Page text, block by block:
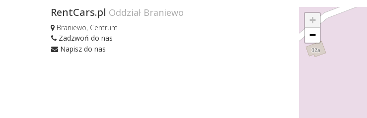
RentCars.pl Oddział Braniewo
Braniewo, Centrum
Zadzwoń do nas
Napisz do nas
+
−